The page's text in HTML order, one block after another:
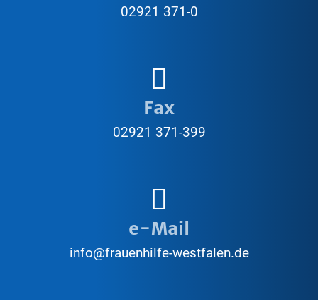
02921 371-0
Fax
02921 371-399
e-Mail
info@frauenhilfe-westfalen.de